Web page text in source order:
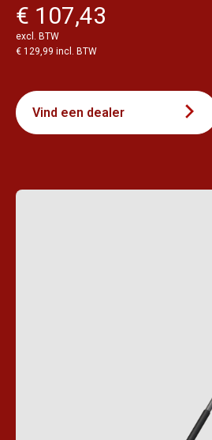
€ 107,43
excl. BTW
€ 129,99 incl. BTW
Vind een dealer